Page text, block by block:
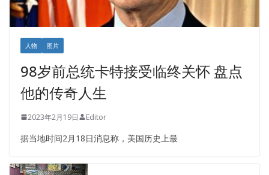
人物 图片
98岁前总统卡特接受临终关怀 盘点
他的传奇人生
2023年2月19日 Editor
据当地时间2月18日消息称，美国历史上最